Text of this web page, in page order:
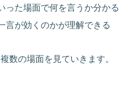
った場面で何を言うか分かる
言が効くのかが理解できる
数の場面を見ていきます。